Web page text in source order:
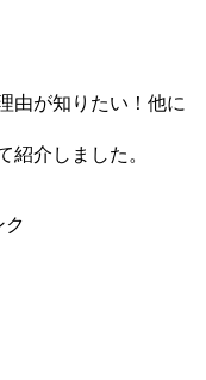
由が知りたい！他に
紹介しました。
ク